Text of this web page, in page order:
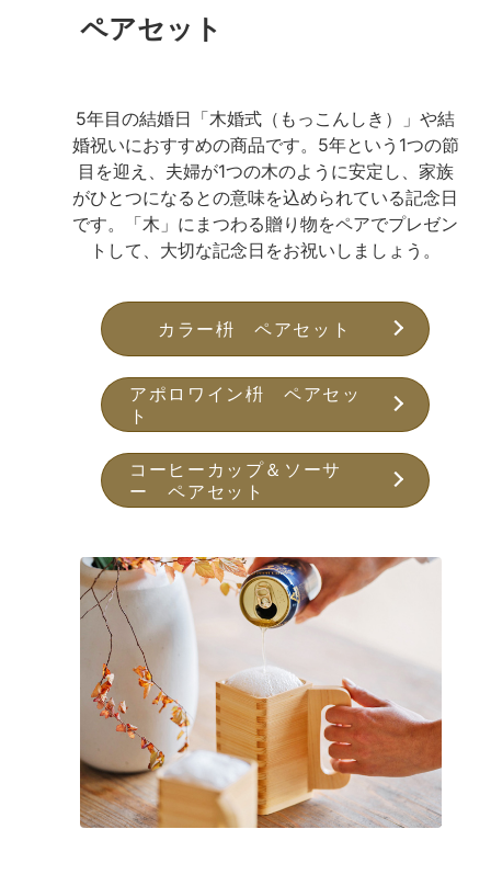
ペアセット
5年目の結婚日「木婚式（もっこんしき）」や結
婚祝いにおすすめの商品です。5年という1つの節
目を迎え、夫婦が1つの木のように安定し、家族
がひとつになるとの意味を込められている記念日
です。「木」にまつわる贈り物をペアでプレゼン
トして、大切な記念日をお祝いしましょう。
カラー枡 ペアセット
アポロワイン枡 ペアセッ
ト
コーヒーカップ＆ソーサ
ー ペアセット